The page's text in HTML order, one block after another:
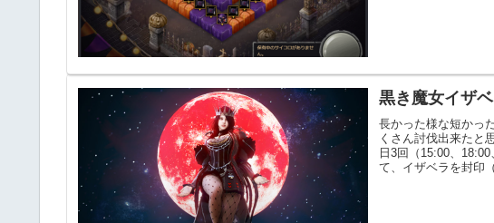
黒き魔女イザ
長かった様な短かっ
くさん討伐出来たと
日3回（15:00、
て、イザベラを封印（